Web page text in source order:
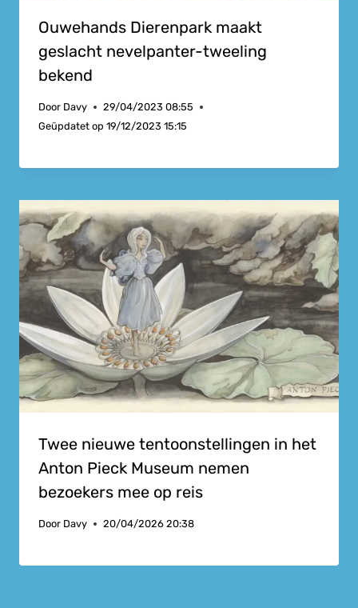
Ouwehands Dierenpark maakt
geslacht nevelpanter-tweeling
bekend
Door Davy
29/04/2023 08:55
Geüpdatet op 19/12/2023 15:15
Twee nieuwe tentoonstellingen in het
Anton Pieck Museum nemen
bezoekers mee op reis
Door Davy 20/04/2026 20:38